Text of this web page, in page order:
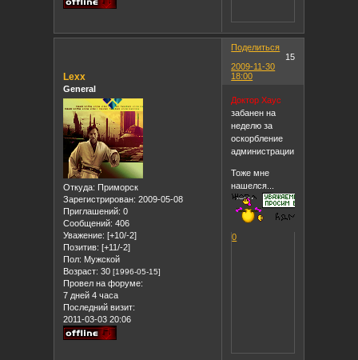
Поделиться
15
2009-11-30
18:00
Lexx
General
Откуда: Приморск
Зарегистрирован: 2009-05-08
Приглашений: 0
Сообщений: 406
Уважение: [+10/-2]
Позитив: [+11/-2]
Пол: Мужской
Возраст: 30[1996-05-15]
Провел на форуме:
7 дней 4 часа
Последний визит:
2011-03-03 20:06
Доктор Хаус
забанен на
неделю за
оскорбление
администрации!!!!
Тоже мне
нашелся...
0